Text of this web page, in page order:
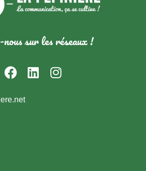
sur les réseaux !